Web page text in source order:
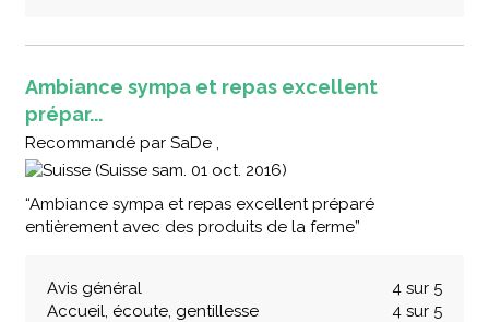
Ambiance sympa et repas excellent
prépar...
Recommandé par SaDe ,
(Suisse sam. 01 oct. 2016)
“Ambiance sympa et repas excellent préparé
entièrement avec des produits de la ferme”
Avis général
4 sur 5
Accueil, écoute, gentillesse
4 sur 5